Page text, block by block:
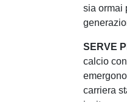
sia ormai
SERVE
calcio
carriera